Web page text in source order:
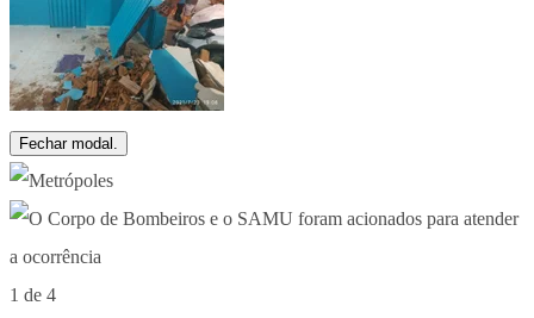
Fechar modal.
1 de 4